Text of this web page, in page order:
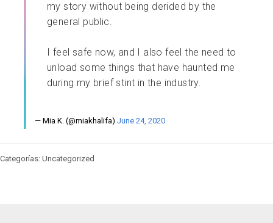
my story without being derided by the
general public.
I feel safe now, and I also feel the need to
unload some things that have haunted me
during my brief stint in the industry.
— Mia K. (@miakhalifa) June 24, 2020
Categorías: Uncategorized